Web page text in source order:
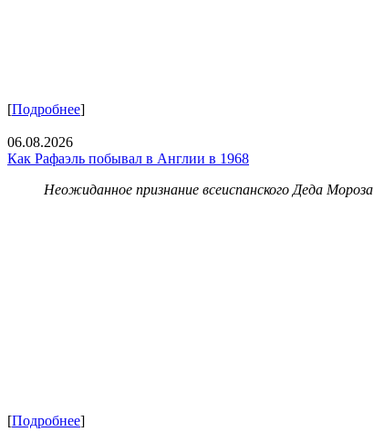
[Подробнее]
06.08.2026
Как Рафаэль побывал в Англии в 1968
Неожиданное признание всеиспанского Деда Мороза
[Подробнее]